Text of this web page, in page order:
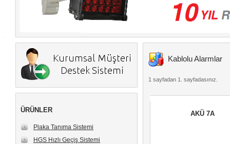
ÜRÜNLER
Plaka Tanıma Sistemi
HGS Hızlı Geçiş Sistemi
Kablolu Alarmlar
1 sayfadan 1 . sayfadasınız.
AKÜ 7A